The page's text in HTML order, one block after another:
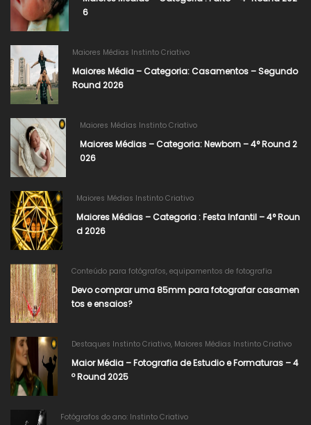
6
Maiores Médias Instinto Criativo
Maiores Média – Categoria: Casamentos – Segundo
Round 2026
Maiores Médias Instinto Criativo
Maiores Médias – Categoria: Newborn – 4° Round 2
026​
Maiores Médias Instinto Criativo
Maiores Médias – Categoria : Festa Infantil – 4° Roun
d 2026
Conteúdo para fotógrafos, equipamentos de fotografia
Devo comprar uma 85mm para fotografar casamen
tos e ensaios?
Destaques Instinto Criativo, Maiores Médias Instinto Criativo
Maior Média – Fotografia de Estudio e Formaturas – 4
º Round 2025
Fotógrafos do ano: Instinto Criativo